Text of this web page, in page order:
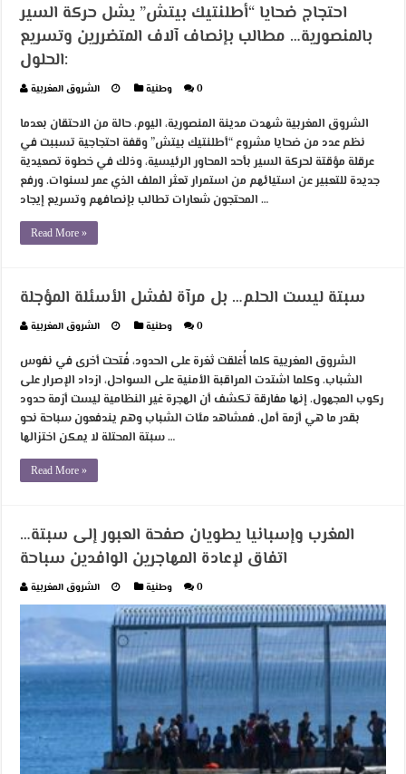
احتجاج ضحايا “أطلنتيك بيتش” يشل حركة السير
بالمنصورية… مطالب بإنصاف آلاف المتضررين وتسريع
الحلول:
الشروق المغربية وطنية 0
الشروق المغربية شهدت مدينة المنصورية، اليوم، حالة من الاحتقان بعدما
نظم عدد من ضحايا مشروع “أطلنتيك بيتش” وقفة احتجاجية تسببت في
عرقلة مؤقتة لحركة السير بأحد المحاور الرئيسية، وذلك في خطوة تصعيدية
جديدة للتعبير عن استيائهم من استمرار تعثر الملف الذي عمر لسنوات. ورفع
المحتجون شعارات تطالب بإنصافهم وتسريع إيجاد …
Read More »
سبتة ليست الحلم… بل مرآة لفشل الأسئلة المؤجلة
الشروق المغربية وطنية 0
الشروق المغريية كلما أُغلقت ثغرة على الحدود، فُتحت أخرى في نفوس
الشباب. وكلما اشتدت المراقبة الأمنية على السواحل، ازداد الإصرار على
ركوب المجهول. إنها مفارقة تكشف أن الهجرة غير النظامية ليست أزمة حدود
بقدر ما هي أزمة أمل. فمشاهد مئات الشباب وهم يندفعون سباحة نحو
سبتة المحتلة لا يمكن اختزالها …
Read More »
المغرب وإسبانيا يطويان صفحة العبور إلى سبتة…
اتفاق لإعادة المهاجرين الوافدين سباحة
الشروق المغربية وطنية 0